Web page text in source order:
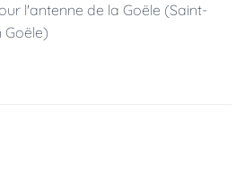
l'antenne de la Goële (Saint-